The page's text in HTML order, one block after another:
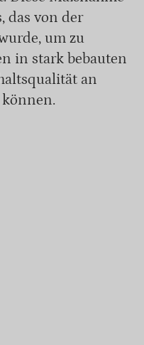
das von der
um zu
in stark bebauten
an